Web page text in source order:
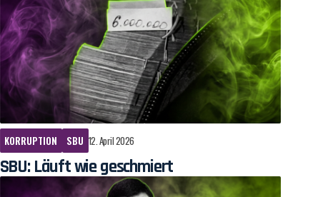
KORRUPTION SBU 12. April 2026
SBU: Läuft wie geschmiert